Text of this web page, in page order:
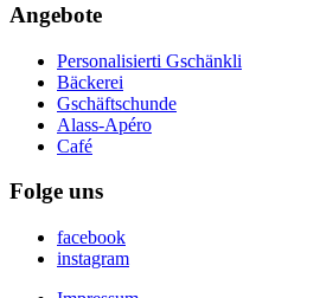
Angebote
Personalisierti Gschänkli
Bäckerei
Gschäftschunde
Alass-Apéro
Café
Folge uns
facebook
instagram